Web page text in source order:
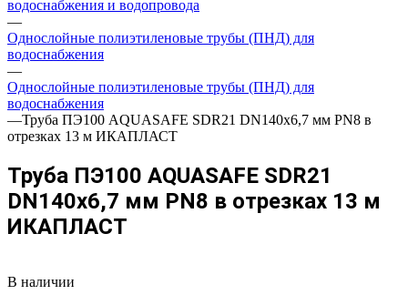
водоснабжения и водопровода
—
Однослойные полиэтиленовые трубы (ПНД) для
водоснабжения
—
Однослойные полиэтиленовые трубы (ПНД) для
водоснабжения
—Труба ПЭ100 AQUASAFE SDR21 DN140х6,7 мм PN8 в
отрезках 13 м ИКАПЛАСТ
Труба ПЭ100 AQUASAFE SDR21
DN140х6,7 мм PN8 в отрезках 13 м
ИКАПЛАСТ
В наличии